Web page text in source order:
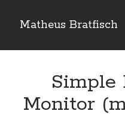
Matheus Bratfisch
Barra
Calendário
Simple
Monitor